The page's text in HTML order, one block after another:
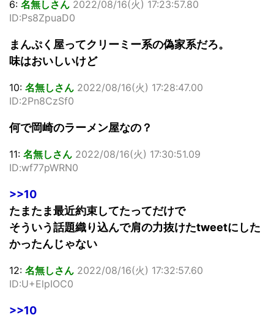
6: 名無しさん 2022/08/16(火) 17:23:57.80
ID:Ps8ZpuaD0
まんぷく屋ってクリーミー系の偽家系だろ。
味はおいしいけど
10: 名無しさん 2022/08/16(火) 17:28:47.00
ID:2Pn8CzSf0
何で岡崎のラーメン屋なの？
11: 名無しさん 2022/08/16(火) 17:30:51.09
ID:wf77pWRN0
>>10
たまたま最近約束してたってだけで
そういう話題織り込んで肩の力抜けたtweetにした
かったんじゃない
12: 名無しさん 2022/08/16(火) 17:32:57.60
ID:U+ElpIOC0
>>10